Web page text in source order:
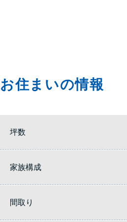
お住まいの情報
坪数
家族構成
間取り